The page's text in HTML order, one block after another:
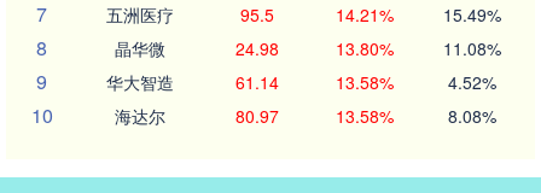
7 五洲医疗 95.5 14.21% 15.49%
8 晶华微 24.98 13.80% 11.08%
9 华大智造 61.14 13.58% 4.52%
10 海达尔 80.97 13.58% 8.08%